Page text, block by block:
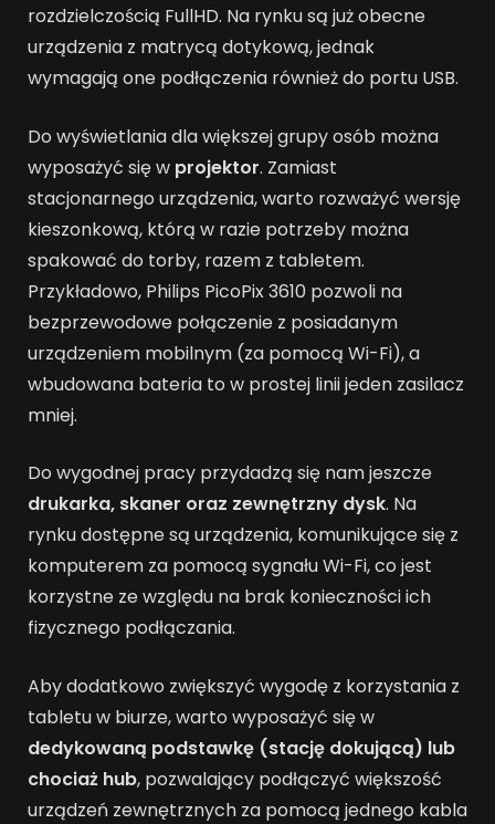
rozdzielczością FullHD. Na rynku są już obecne
urządzenia z matrycą dotykową, jednak
wymagają one podłączenia również do portu USB.
Do wyświetlania dla większej grupy osób można
wyposażyć się w projektor. Zamiast
stacjonarnego urządzenia, warto rozważyć wersję
kieszonkową, którą w razie potrzeby można
spakować do torby, razem z tabletem.
Przykładowo, Philips PicoPix 3610 pozwoli na
bezprzewodowe połączenie z posiadanym
urządzeniem mobilnym (za pomocą Wi-Fi), a
wbudowana bateria to w prostej linii jeden zasilacz
mniej.
Do wygodnej pracy przydadzą się nam jeszcze
drukarka, skaner oraz zewnętrzny dysk. Na
rynku dostępne są urządzenia, komunikujące się z
komputerem za pomocą sygnału Wi-Fi, co jest
korzystne ze względu na brak konieczności ich
fizycznego podłączania.
Aby dodatkowo zwiększyć wygodę z korzystania z
tabletu w biurze, warto wyposażyć się w
dedykowaną podstawkę (stację dokującą) lub
chociaż hub, pozwalający podłączyć większość
urządzeń zewnętrznych za pomocą jednego kabla